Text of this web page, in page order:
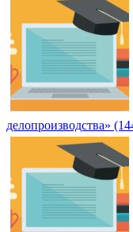
делопроизводства»